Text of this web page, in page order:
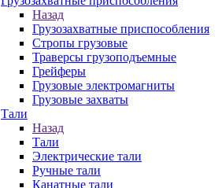
Назад
Грузозахватные приспособления
Стропы грузовые
Траверсы грузоподъемные
Грейферы
Грузовые электромагниты
Грузовые захваты
Тали
Назад
Тали
Электрические тали
Ручные тали
Канатные тали